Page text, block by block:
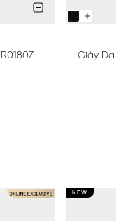
Giày Da
NEW